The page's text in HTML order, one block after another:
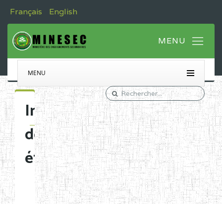
Français English
MENU
Immatriculation
des
établissements